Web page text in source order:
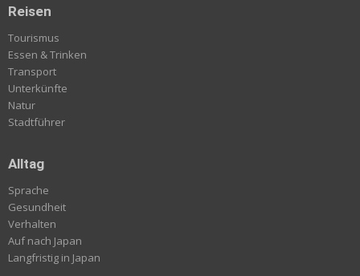
Reisen
Tourismus
Essen & Trinken
Transport
Unterkünfte
Natur
Stadtführer
Alltag
Sprache
Gesundheit
Verhalten
Auf nach Japan
Langfristig in Japan